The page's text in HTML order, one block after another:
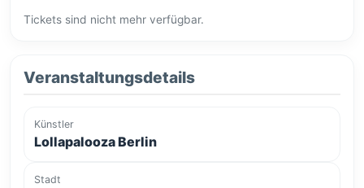
Tickets sind nicht mehr verfügbar.
Veranstaltungsdetails
Künstler
Lollapalooza Berlin
Stadt